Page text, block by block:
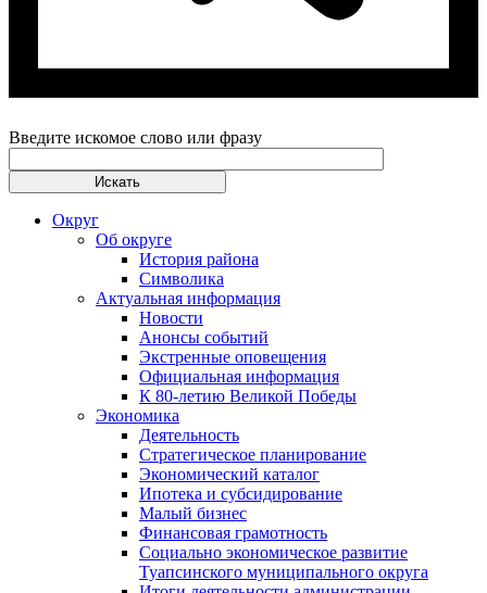
Введите искомое слово или фразу
Округ
Об округе
История района
Символика
Актуальная информация
Новости
Анонсы событий
Экстренные оповещения
Официальная информация
К 80-летию Великой Победы
Экономика
Деятельность
Стратегическое планирование
Экономический каталог
Ипотека и субсидирование
Малый бизнес
Финансовая грамотность
Социально экономическое развитие
Туапсинского муниципального округа